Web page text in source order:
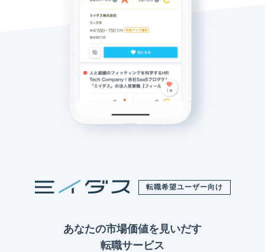
転職希望ユーザー向け
あなたの市場価値を見いだす
転職サービス